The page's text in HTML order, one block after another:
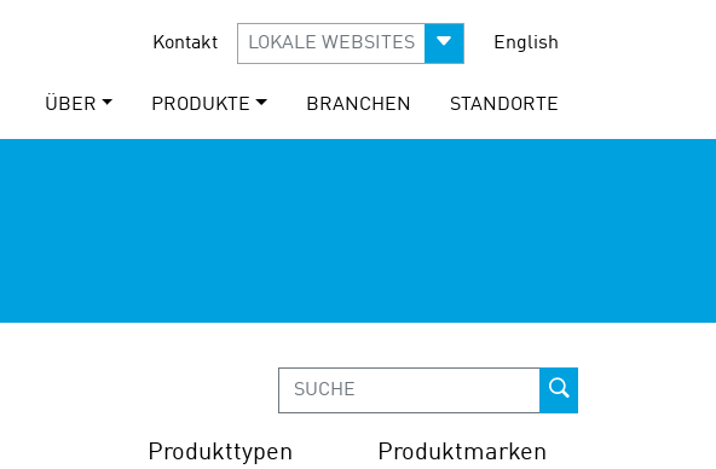
Kontakt LOKALE WEBSITES English
ÜBER PRODUKTE BRANCHEN STANDORTE
Produkttypen Produktmarken